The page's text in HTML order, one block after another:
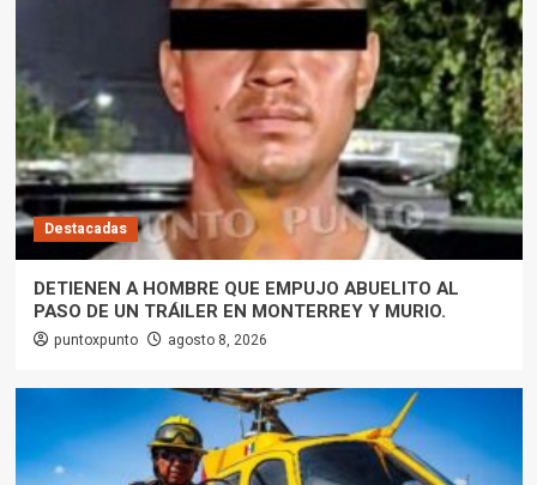
Destacadas
DETIENEN A HOMBRE QUE EMPUJO ABUELITO AL
PASO DE UN TRÁILER EN MONTERREY Y MURIO.
puntoxpunto agosto 8, 2026